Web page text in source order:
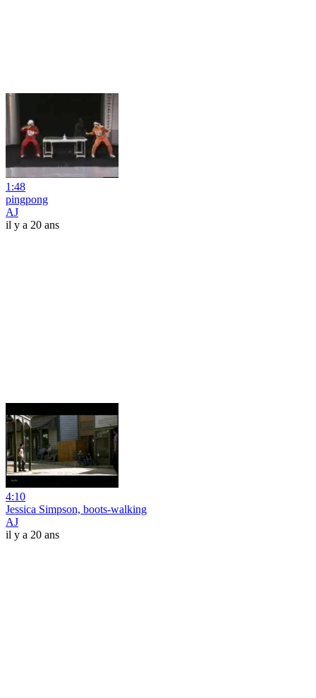
1:48
pingpong
AJ
il y a 20 ans
4:10
Jessica Simpson, boots-walking
AJ
il y a 20 ans